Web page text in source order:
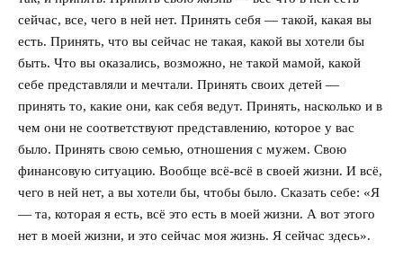
сейчас, все, чего в ней нет. Принять себя — такой, какая вы
есть. Принять, что вы сейчас не такая, какой вы хотели бы
быть. Что вы оказались, возможно, не такой мамой, какой
себе представляли и мечтали. Принять своих детей —
принять то, какие они, как себя ведут. Принять, насколько и в
чем они не соответствуют представлению, которое у вас
было. Принять свою семью, отношения с мужем. Свою
финансовую ситуацию. Вообще всё-всё в своей жизни. И всё,
чего в ней нет, а вы хотели бы, чтобы было. Сказать себе: «Я
— та, которая я есть, всё это есть в моей жизни. А вот этого
нет в моей жизни, и это сейчас моя жизнь. Я сейчас здесь».